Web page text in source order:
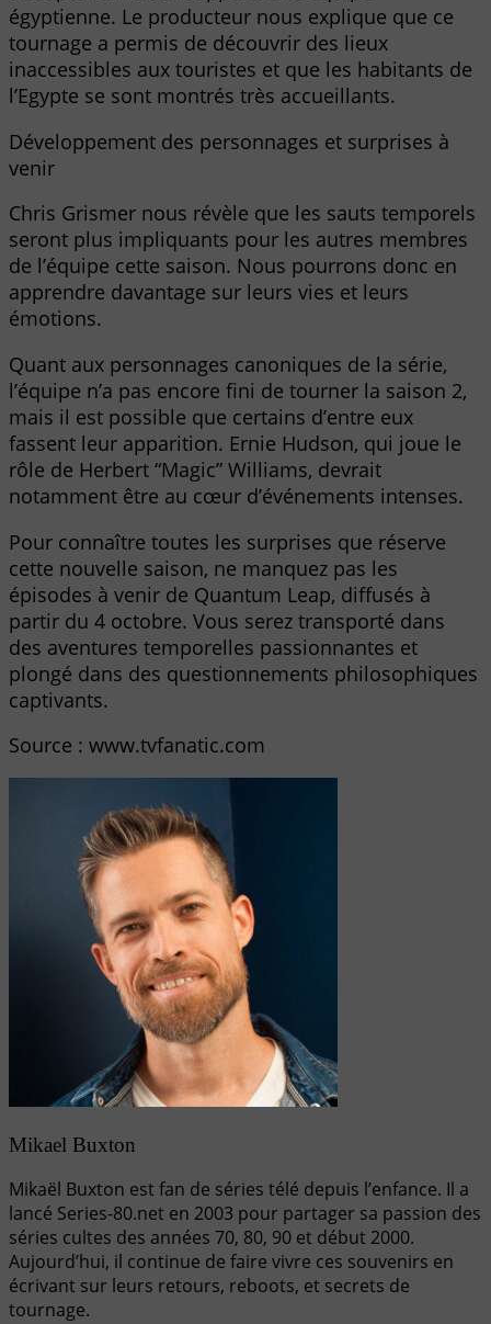
égyptienne. Le producteur nous explique que ce
tournage a permis de découvrir des lieux
inaccessibles aux touristes et que les habitants de
l’Egypte se sont montrés très accueillants.
Développement des personnages et surprises à
venir
Chris Grismer nous révèle que les sauts temporels
seront plus impliquants pour les autres membres
de l’équipe cette saison. Nous pourrons donc en
apprendre davantage sur leurs vies et leurs
émotions.
Quant aux personnages canoniques de la série,
l’équipe n’a pas encore fini de tourner la saison 2,
mais il est possible que certains d’entre eux
fassent leur apparition. Ernie Hudson, qui joue le
rôle de Herbert “Magic” Williams, devrait
notamment être au cœur d’événements intenses.
Pour connaître toutes les surprises que réserve
cette nouvelle saison, ne manquez pas les
épisodes à venir de Quantum Leap, diffusés à
partir du 4 octobre. Vous serez transporté dans
des aventures temporelles passionnantes et
plongé dans des questionnements philosophiques
captivants.
Source : www.tvfanatic.com
Mikael Buxton
Mikaël Buxton est fan de séries télé depuis l’enfance. Il a
lancé Series-80.net en 2003 pour partager sa passion des
séries cultes des années 70, 80, 90 et début 2000.
Aujourd’hui, il continue de faire vivre ces souvenirs en
écrivant sur leurs retours, reboots, et secrets de
tournage.